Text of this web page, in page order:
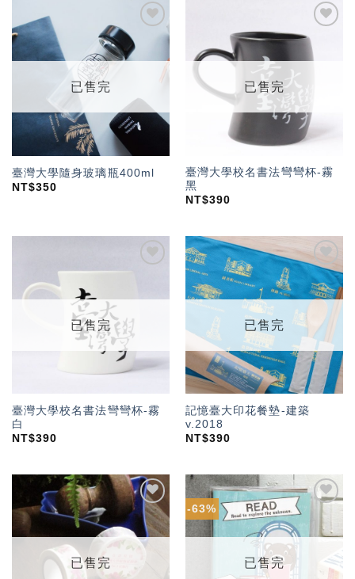
望輕
已售完
臺灣大學隨身玻璃瓶400ml
NT$350
已售完
臺灣大學校名書法彎彎杯-霧
黑
NT$390
望輕
已售完
臺灣大學校名書法彎彎杯-霧
白
NT$390
加入
「願
望輕
已售完
記憶臺大印花餐墊-建築
v.2018
NT$390
加入
「願
望輕
單」
已售完
-63%
望輕
已售完